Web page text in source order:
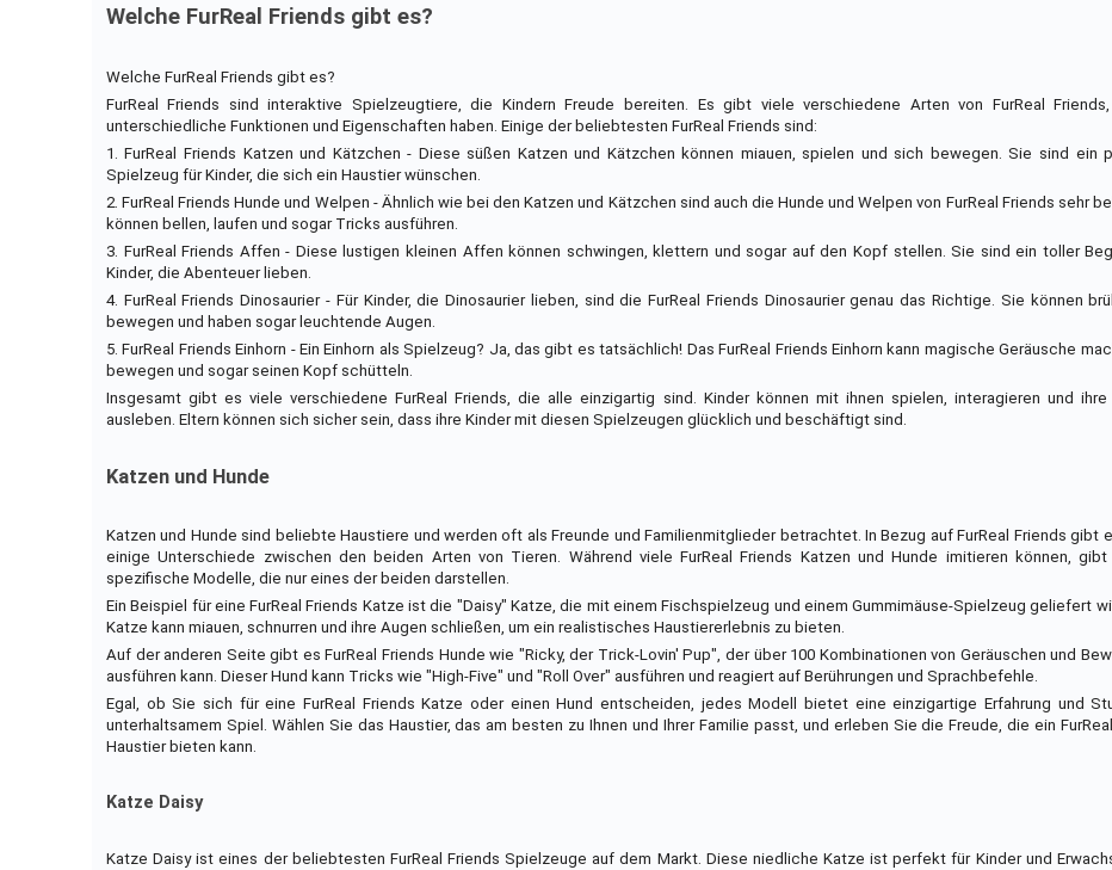
Welche FurReal Friends gibt es?
Welche FurReal Friends gibt es?
FurReal Friends sind interaktive Spielzeugtiere, die Kindern Freude bereiten. Es gibt viele verschiedene Arten von FurReal
unterschiedliche Funktionen und Eigenschaften haben. Einige der beliebtesten FurReal Friends sind:
1. FurReal Friends Katzen und Kätzchen - Diese süßen Katzen und Kätzchen können miauen, spielen und sich bewegen. Sie sind ein
Spielzeug für Kinder, die sich ein Haustier wünschen.
2. FurReal Friends Hunde und Welpen - Ähnlich wie bei den Katzen und Kätzchen sind auch die Hunde und Welpen von FurReal Friends sehr
können bellen, laufen und sogar Tricks ausführen.
3. FurReal Friends Affen - Diese lustigen kleinen Affen können schwingen, klettern und sogar auf den Kopf stellen. Sie sind ein toller
Kinder, die Abenteuer lieben.
4. FurReal Friends Dinosaurier - Für Kinder, die Dinosaurier lieben, sind die FurReal Friends Dinosaurier genau das Richtige. Sie können
bewegen und haben sogar leuchtende Augen.
5. FurReal Friends Einhorn - Ein Einhorn als Spielzeug? Ja, das gibt es tatsächlich! Das FurReal Friends Einhorn kann magische Geräusche
bewegen und sogar seinen Kopf schütteln.
Insgesamt gibt es viele verschiedene FurReal Friends, die alle einzigartig sind. Kinder können mit ihnen spielen, interagieren und ihre
ausleben. Eltern können sich sicher sein, dass ihre Kinder mit diesen Spielzeugen glücklich und beschäftigt sind.
Katzen und Hunde
Katzen und Hunde sind beliebte Haustiere und werden oft als Freunde und Familienmitglieder betrachtet. In Bezug auf FurReal Friends gibt
einige Unterschiede zwischen den beiden Arten von Tieren. Während viele FurReal Friends Katzen und Hunde imitieren können,
spezifische Modelle, die nur eines der beiden darstellen.
Ein Beispiel für eine FurReal Friends Katze ist die "Daisy" Katze, die mit einem Fischspielzeug und einem Gummimäuse-Spielzeug geliefert
Katze kann miauen, schnurren und ihre Augen schließen, um ein realistisches Haustiererlebnis zu bieten.
Auf der anderen Seite gibt es FurReal Friends Hunde wie "Ricky, der Trick-Lovin' Pup", der über 100 Kombinationen von Geräuschen und
ausführen kann. Dieser Hund kann Tricks wie "High-Five" und "Roll Over" ausführen und reagiert auf Berührungen und Sprachbefehle.
Egal, ob Sie sich für eine FurReal Friends Katze oder einen Hund entscheiden, jedes Modell bietet eine einzigartige Erfahrung und
unterhaltsamem Spiel. Wählen Sie das Haustier, das am besten zu Ihnen und Ihrer Familie passt, und erleben Sie die Freude, die ein
Haustier bieten kann.
Katze Daisy
Katze Daisy ist eines der beliebtesten FurReal Friends Spielzeuge auf dem Markt. Diese niedliche Katze ist perfekt für Kinder und